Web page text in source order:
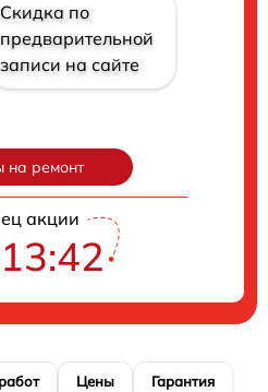
Скидка по
предварительной
записи на сайте
на ремонт
акции
Цены Гарантия